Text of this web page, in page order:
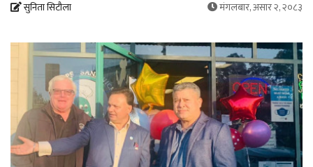
सुनिता सिटौला मंगलबार, असार २, २०८३